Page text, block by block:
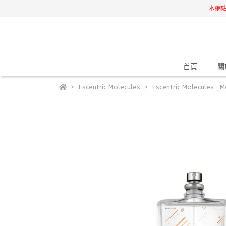
本網
首頁
Escentric Molecules Escentric Molecules